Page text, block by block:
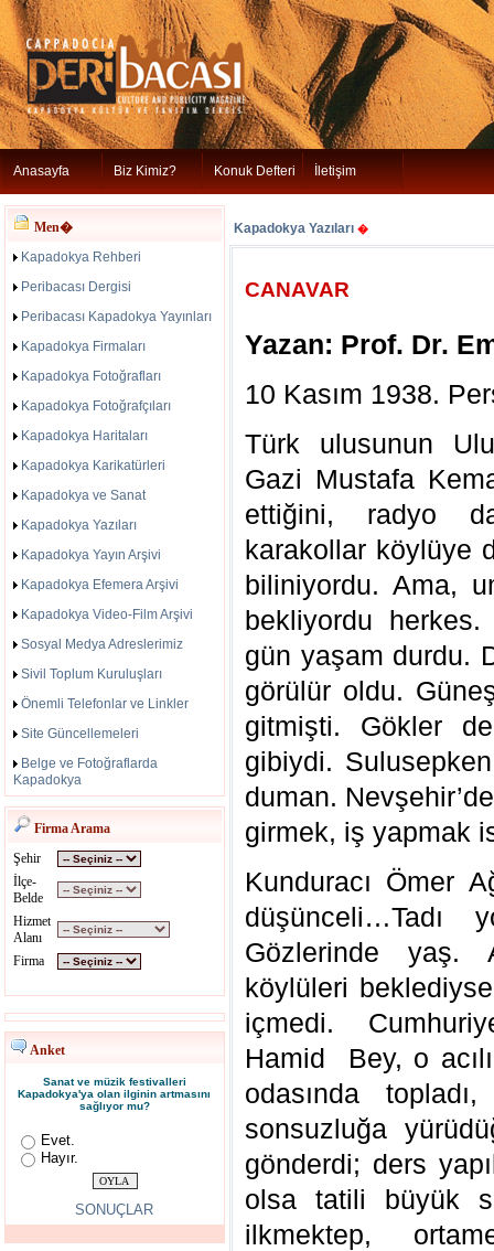
Anasayfa Biz Kimiz? Konuk Defteri İletişim
Men�
Kapadokya Rehberi
Peribacası Dergisi
Peribacası Kapadokya Yayınları
Kapadokya Firmaları
Kapadokya Fotoğrafları
Kapadokya Fotoğrafçıları
Kapadokya Haritaları
Kapadokya Karikatürleri
Kapadokya ve Sanat
Kapadokya Yazıları
Kapadokya Yayın Arşivi
Kapadokya Efemera Arşivi
Kapadokya Video-Film Arşivi
Sosyal Medya Adreslerimiz
Sivil Toplum Kuruluşları
Önemli Telefonlar ve Linkler
Site Güncellemeleri
Belge ve Fotoğraflarda
Kapadokya
Firma Arama
Şehir
İlçe-
Belde
Hizmet
Alanı
Firma
Anket
Sanat ve müzik festivalleri
Kapadokya'ya olan ilginin artmasını
sağlıyor mu?
Evet.
Hayır.
SONUÇLAR
Kapadokya Yazıları �
CANAVAR
Yazan: Prof. Dr.
10 Kasım 1938.
Türk ulusunun
Gazi Mustafa
ettiğini, radyo
karakollar köylüye
biliniyordu. Ama,
bekliyordu
gün yaşam durdu.
görülür oldu.
gitmişti. Gökler
gibiydi.
duman.
girmek, iş yapmak
Kunduracı Ömer
düşünceli…Tadı
Gözlerinde yaş.
köylüleri
içmedi.
Hamid Bey, o
odasında
sonsuzluğa
gönderdi; ders
olsa tatili büyük
ilkmektep,